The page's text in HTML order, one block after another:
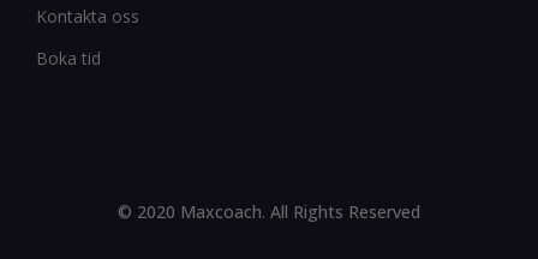
Kontakta oss
Boka tid
© 2020 Maxcoach. All Rights Reserved